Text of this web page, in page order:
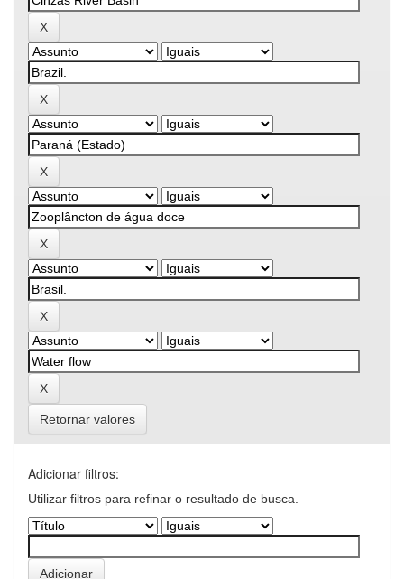
Retornar valores
Adicionar filtros:
Utilizar filtros para refinar o resultado de busca.